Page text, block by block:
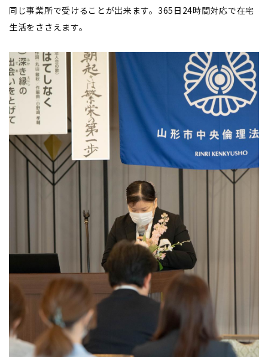
同じ事業所で受けることが出来ます。365日24時間対応で在宅
生活をささえます。